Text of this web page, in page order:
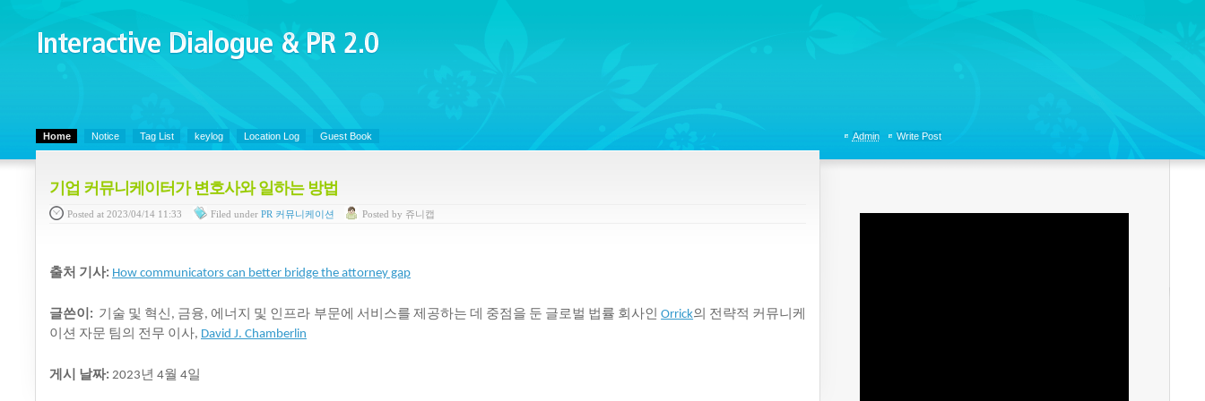
Interactive Dialogue &
PR 2.0
Home Notice Tag List keylog Location Log Guest Book
기업 커뮤니케이터가 변호사와 일하는 방법
Posted at 2023/04/14 11:33 Filed under PR 커뮤니케이션 Posted by 쥬니캡
출처 기사: How communicators can better bridge the attorney gap
글쓴이 : 기술 및 혁신 , 금융, 에너지 및 인프라 부문에 서비스를 제공하는 데 중점을 둔 글로벌 법률 회사인 Orrick의 전략적 커뮤니케
이션 자문 팀의 전무 이사, David J. Chamberlin
게시 날짜: 2023 년 4월 4일
Admin Write Post